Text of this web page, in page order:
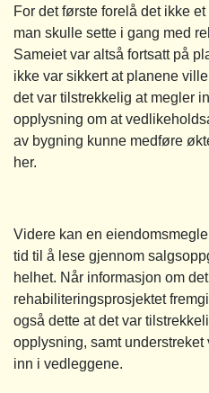
For det første forelå det ikke
man skulle sette i gang med
Sameiet var altså fortsatt på
ikke var sikkert at planene
det var tilstrekkelig at megler
opplysning om at
av bygning kunne medføre
her.
Videre kan en
tid til å lese gjennom
helhet. Når informasjon om
rehabiliteringsprosjektet
også dette at det var
opplysning, samt
inn i vedleggene.